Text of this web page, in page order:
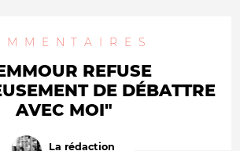
REFUSE
DE DÉBATTRE
AVEC MOI"
La rédaction